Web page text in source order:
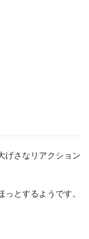
げさなリアクション
とするようです。